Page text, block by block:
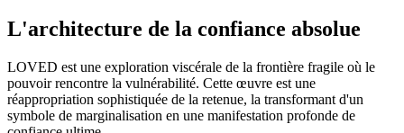
L'architecture de la confiance absolue
LOVED est une exploration viscérale de la frontière fragile où le
pouvoir rencontre la vulnérabilité. Cette œuvre est une
réappropriation sophistiquée de la retenue, la transformant d'un
symbole de marginalisation en une manifestation profonde de